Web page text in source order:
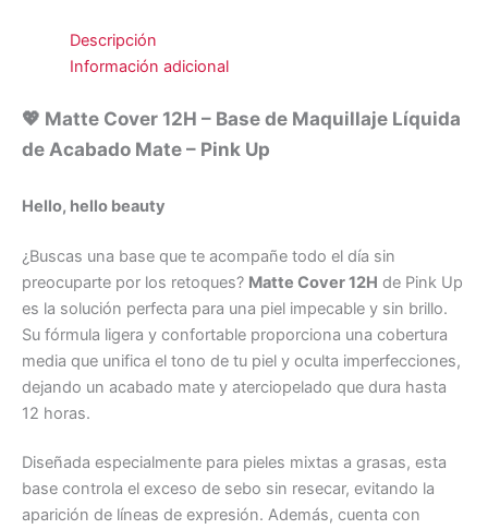
Descripción
Información adicional
💖 Matte Cover 12H – Base de Maquillaje Líquida
de Acabado Mate – Pink Up
Hello, hello beauty
¿Buscas una base que te acompañe todo el día sin
preocuparte por los retoques? Matte Cover 12H de Pink Up
es la solución perfecta para una piel impecable y sin brillo.
Su fórmula ligera y confortable proporciona una cobertura
media que unifica el tono de tu piel y oculta imperfecciones,
dejando un acabado mate y aterciopelado que dura hasta
12 horas.
Diseñada especialmente para pieles mixtas a grasas, esta
base controla el exceso de sebo sin resecar, evitando la
aparición de líneas de expresión. Además, cuenta con